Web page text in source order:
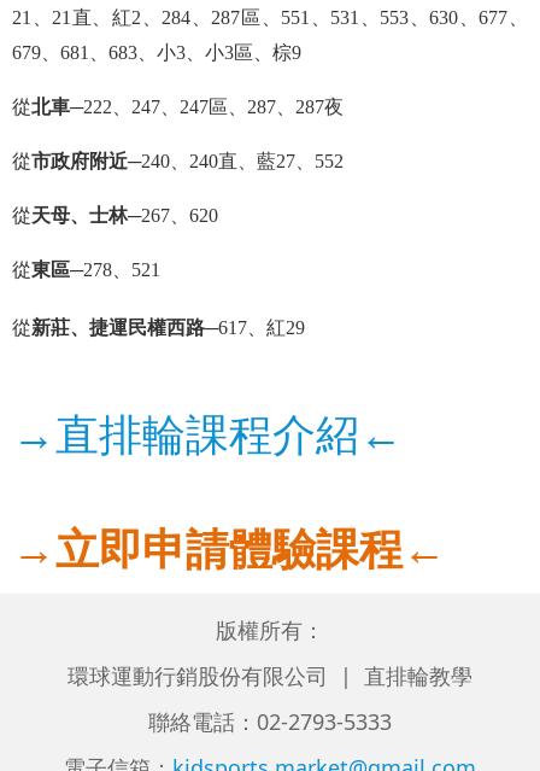
21、21直、紅2、284、287區、551、531、553、630、677、
679、681、683、小3、小3區、棕9
從北車─222、247、247區、287、287夜
從市政府附近─240、240直、藍27、552
從天母、士林─267、620
從東區─278、521
從新莊、捷運民權西路─617、紅29
→直排輪課程介紹←
→立即申請體驗課程←
版權所有：
環球運動行銷股份有限公司 | 直排輪教學
聯絡電話：02-2793-5333